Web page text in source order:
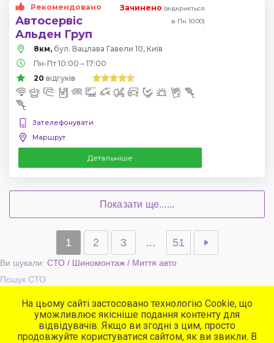
Рекомендовано
Автосервіс
Альден Груп
Зачинено (відкриється
в Пн 10:00)
8км, бул. Вацлава Гавели 10, Київ
Пн-Пт 10:00 – 17:00
20 відгуків
Зателефонувати
Маршрут
Детальніше
Показати ще......
1 2 3 ... 51
Ви шукали: СТО / Шиномонтаж / Миття авто
Пошук СТО
Популярні сервіси
СТО
Автомийки
На цьому сайті застосовано технологію Cookie, що
уможливлює якісніше подання контенту для
відвідувачів. Якщо ви згодні з цим, просто
продовжуйте користуватися сайтом, як ви звикли. В